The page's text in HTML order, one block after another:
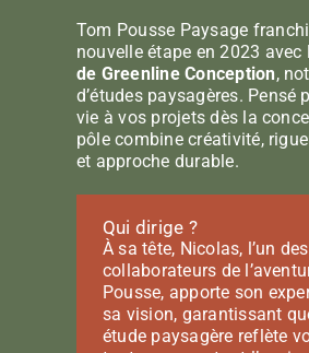
Tom Pousse Paysage
nouvelle étape en 2023
de Greenline Conception,
d’études paysagères. Pensé
vie à vos projets dès la
pôle combine créativité,
et approche durable.
Qui dirige ?
À sa tête, Nicolas, l’un
collaborateurs de
Pousse, apporte son
sa vision, garantissant
étude paysagère reflète